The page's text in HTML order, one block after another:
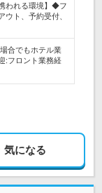
われる環境】◆フ
ウト、予約受付、
合でもホテル業
:フロント業務経
気になる